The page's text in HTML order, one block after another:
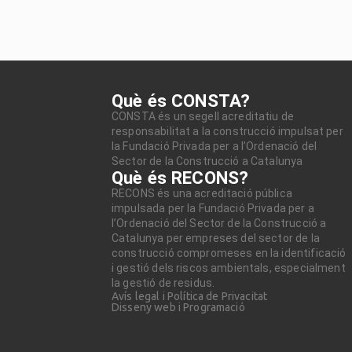
Què és CONSTA?
CONSTA és un segell acreditatiu de
responsabilitat a la construcció impulsat per
la Fundació Privada per a l’Ordenació del
Sector de la Construcció a Catalunya
Què és RECONS?
RECONS és una acreditació pública
impulsada per la Fundació Privada per a
l’Ordenació del Sector de la Construcció a
Catalunya per empreses del sector de la
construcció compromeses en la identificació
i gestió dels riscos ambientals, especialment
la gestió de residus.
Avís legal i Política de Privacitat
Disseny web i Programació